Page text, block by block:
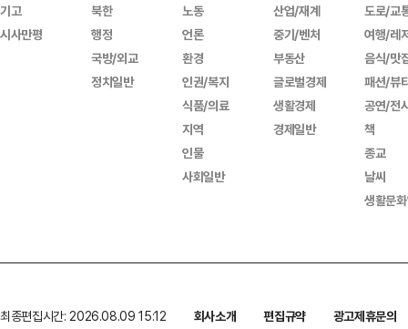
기고
시사만평
북한
행정
국방/외교
정치일반
노동
언론
환경
인권/복지
식품/의료
지역
인물
사회일반
산업/재계
중기/벤처
부동산
글로벌경제
생활경제
경제일반
도로/교
여행/레
음식/맛
패션/뷰
공연/전
책
종교
날씨
생활문
최종편집시간: 2026.08.09 15:12 회사소개 편집규약
광고제휴문의